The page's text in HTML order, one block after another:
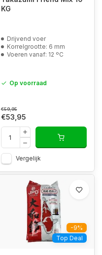
KG
Drijvend voer
Korrelgrootte: 6 mm
Voeren vanaf: 12 ºC
Op voorraad
€59,95
€53,95
Vergelijk
-9%
Top Deal